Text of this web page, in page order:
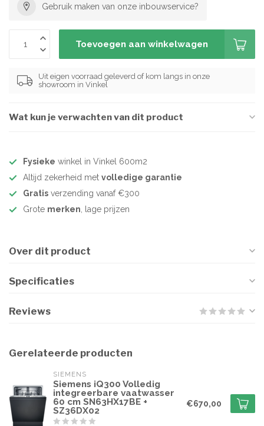
Gebruik maken van onze inbouwservice?
Toevoegen aan winkelwagen
Uit eigen voorraad geleverd of kom langs in onze
showroom in Vinkel
Wat kun je verwachten van dit product
Fysieke winkel in Vinkel 600m2
Altijd zekerheid met volledige garantie
Gratis verzending vanaf €300
Grote merken, lage prijzen
Over dit product
Specificaties
Reviews
Gerelateerde producten
SIEMENS
Siemens iQ300 Volledig
integreerbare vaatwasser
60 cm SN63HX17BE +
SZ36DX02
€670,00